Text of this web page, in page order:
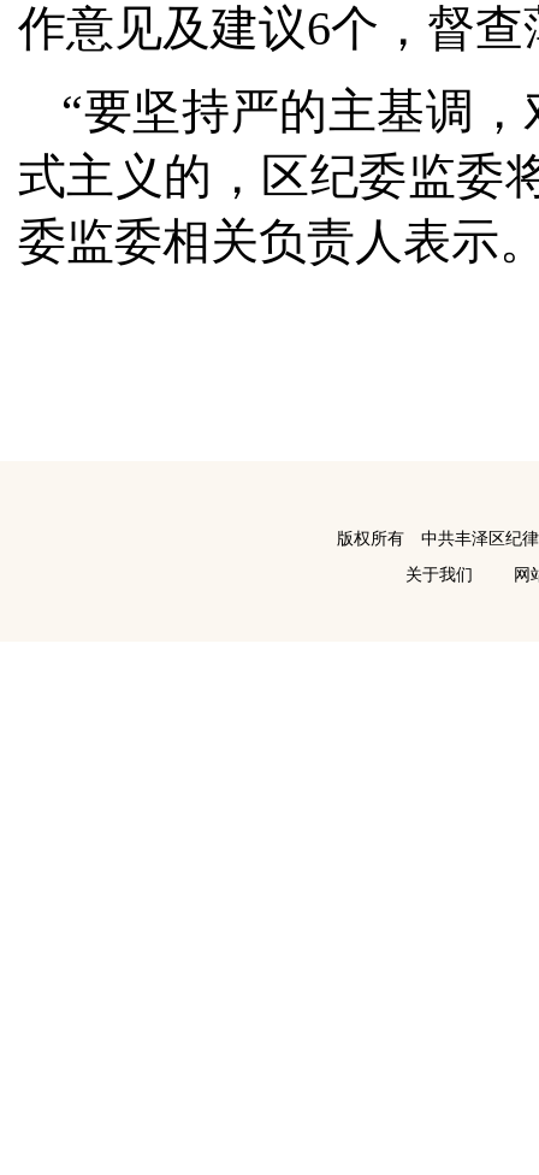
作意见及建议6个，督
“要坚持严的主基调
式主义的，区纪委监委
委监委相关负责人表示
版权所有 中共丰泽区纪
关于我们
网